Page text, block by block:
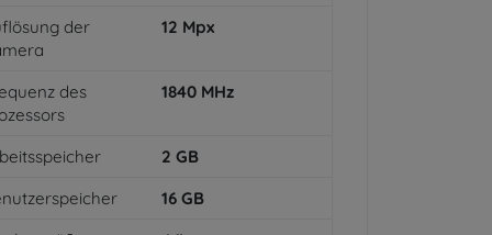
der
12 Mpx
des
1840 MHz
2 GB
16 GB